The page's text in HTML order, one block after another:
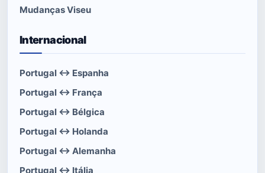
Mudanças Viseu
Internacional
Portugal ↔ Espanha
Portugal ↔ França
Portugal ↔ Bélgica
Portugal ↔ Holanda
Portugal ↔ Alemanha
Portugal ↔ Itália